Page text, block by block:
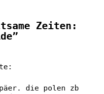
Zeiten:
die polen zb